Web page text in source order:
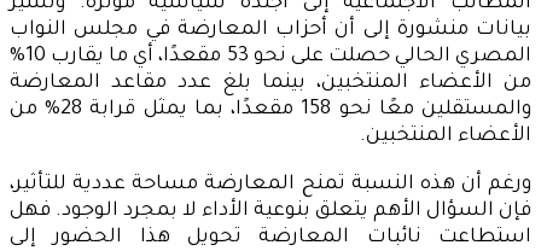
بيانات منشورة إلى أن أحزاب المعارضة في مجلس النواب
المصري الحالي حصلت على نحو 53 مقعدًا، أي ما يقارب 10%
من الأعضاء المنتخبين، بينما بلغ عدد مقاعد المعارضة
والمستقلين معًا نحو 158 مقعدًا، بما يمثل قرابة 28% من
الأعضاء المنتخبين.
ورغم أن هذه النسبة تمنح المعارضة مساحة عددية للتأثير،
فإن السؤال الأهم يتعلق بنوعية الأداء لا بمجرد الوجود. فهل
استطاعت نائبات المعارضة تحويل هذا الحضور إلى